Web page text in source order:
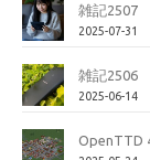
雑記2507
2025-07-31
雑記2506
2025-06-14
OpenTTD